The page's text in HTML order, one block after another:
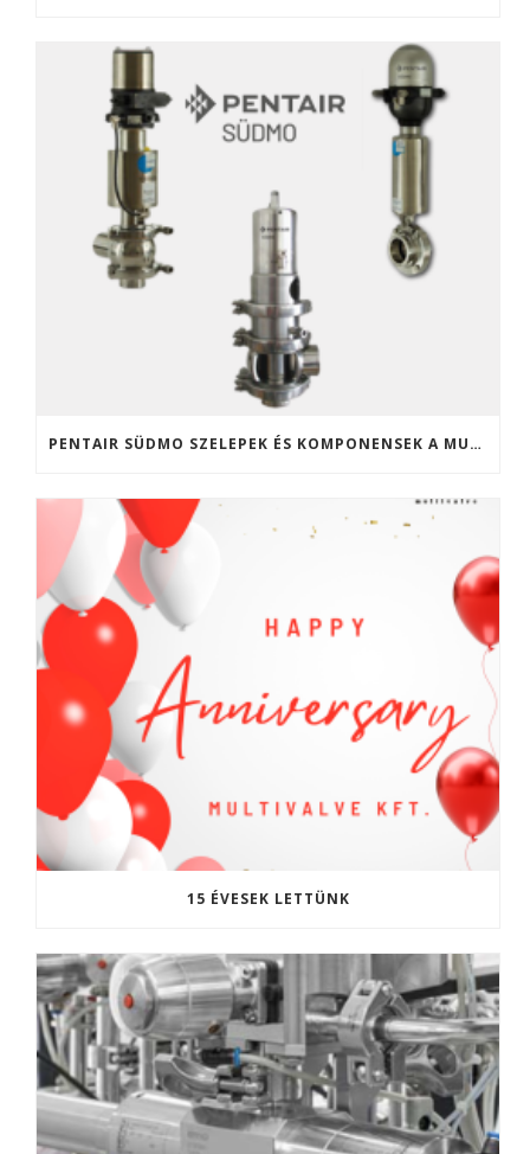
PENTAIR SÜDMO SZELEPEK ÉS KOMPONENSEK A MULTIVALVE KFT. KÍNÁLATÁBAN
15 ÉVESEK LETTÜNK